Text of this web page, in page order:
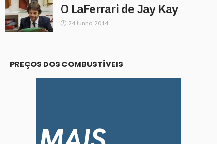
O LaFerrari de Jay Kay
24 Junho, 2014
PREÇOS DOS COMBUSTÍVEIS